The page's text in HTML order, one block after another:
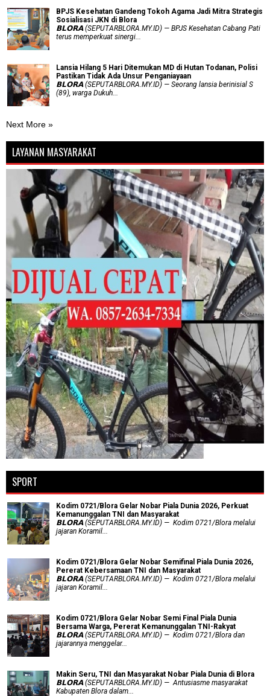
BPJS Kesehatan Gandeng Tokoh Agama Jadi Mitra Strategis
Sosialisasi JKN di Blora
𝗕𝗟𝗢𝗥𝗔 (SEPUTARBLORA.MY.ID) — BPJS Kesehatan Cabang Pati
terus memperkuat sinergi...
Lansia Hilang 5 Hari Ditemukan MD di Hutan Todanan, Polisi
Pastikan Tidak Ada Unsur Penganiayaan
𝗕𝗟𝗢𝗥𝗔 (SEPUTARBLORA.MY.ID) — Seorang lansia berinisial S
(89), warga Dukuh...
Next More »
LAYANAN MASYARAKAT
SPORT
Kodim 0721/Blora Gelar Nobar Piala Dunia 2026, Perkuat
Kemanunggalan TNI dan Masyarakat
𝗕𝗟𝗢𝗥𝗔 (SEPUTARBLORA.MY.ID) — Kodim 0721/Blora melalui
jajaran Koramil...
Kodim 0721/Blora Gelar Nobar Semifinal Piala Dunia 2026,
Pererat Kebersamaan TNI dan Masyarakat
𝗕𝗟𝗢𝗥𝗔 (SEPUTARBLORA.MY.ID) — Kodim 0721/Blora melalui
jajaran Koramil...
Kodim 0721/Blora Gelar Nobar Semi Final Piala Dunia
Bersama Warga, Pererat Kemanunggalan TNI-Rakyat
𝗕𝗟𝗢𝗥𝗔 (SEPUTARBLORA.MY.ID) — Kodim 0721/Blora dan
jajarannya menggelar...
Makin Seru, TNI dan Masyarakat Nobar Piala Dunia di Blora
𝗕𝗟𝗢𝗥𝗔 (SEPUTARBLORA.MY.ID) — Antusiasme masyarakat
Kabupaten Blora dalam...